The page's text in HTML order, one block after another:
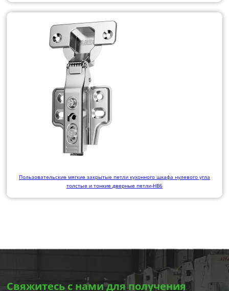
Пользовательские мягкие закрытые петли кухонного шкафа нулевого угла
толстые и тонкие дверные петли-HB6
Свяжитесь с нами для получения